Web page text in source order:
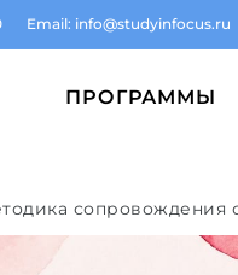
Email: info@studyinfocus.ru
ПРОГРАММЫ
сопровождения